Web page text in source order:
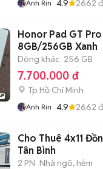
Anh Rin 4.9 2662
Honor Pad GT Pro
8GB/256GB Xanh
Dòng khác 256 GB
7.700.000 đ
Tp Hồ Chí Minh
Anh Rin 4.9 2662
Cho Thuê 4x11
Tân Bình
2 PN Nhà ngõ, hẻm